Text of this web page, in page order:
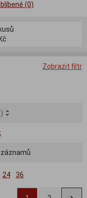
kusů
(0)
Zobrazit filtr
záznamů
24 36